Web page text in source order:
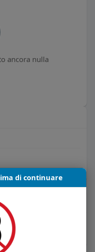
ancora nulla
di continuare